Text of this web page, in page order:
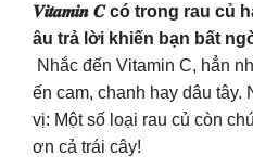
𝑽𝒊𝒕𝒂𝒎𝒊𝒏 𝑪 có trong rau củ
âu trả lời khiến bạn bất
Nhắc đến Vitamin C, hẳn
ến cam, chanh hay dâu tây.
vị: Một số loại rau củ còn
ơn cả trái cây!